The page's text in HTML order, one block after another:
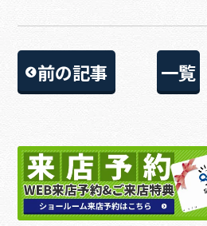
前の記事 一覧